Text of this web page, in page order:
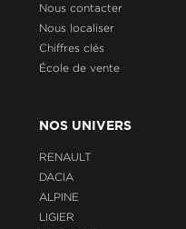
Nous contacter
Nous localiser
Chiffres clés
École de vente
NOS UNIVERS
RENAULT
DACIA
ALPINE
LIGIER